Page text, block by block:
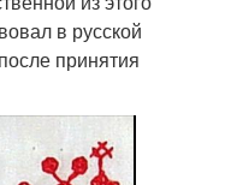
в русской
принятия